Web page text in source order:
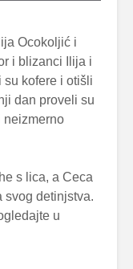
Ocokoljić i
i blizanci Ilija i
su kofere i otišli
dan proveli su
neizmerno
s lica, a Ceca
svog detinjstva.
u